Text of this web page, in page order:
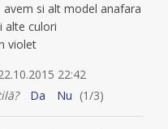
si alt model anafara
alte culori
violet
22:42
Da Nu (1/3)